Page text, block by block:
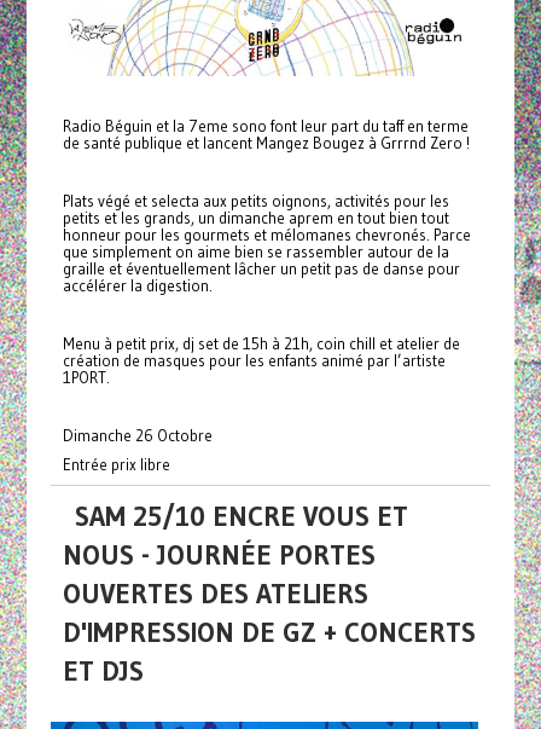
Radio Béguin et la 7eme sono font leur part du taff en terme
de santé publique et lancent Mangez Bougez à Grrrnd Zero !
Plats végé et selecta aux petits oignons, activités pour les
petits et les grands, un dimanche aprem en tout bien tout
honneur pour les gourmets et mélomanes chevronés. Parce
que simplement on aime bien se rassembler autour de la
graille et éventuellement lâcher un petit pas de danse pour
accélérer la digestion.
Menu à petit prix, dj set de 15h à 21h, coin chill et atelier de
création de masques pour les enfants animé par l’artiste
1PORT.
Dimanche 26 Octobre
Entrée prix libre
SAM 25/10 ENCRE VOUS ET
NOUS - JOURNÉE PORTES
OUVERTES DES ATELIERS
D'IMPRESSION DE GZ + CONCERTS
ET DJS